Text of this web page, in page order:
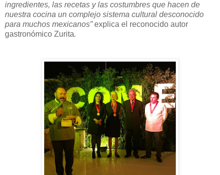
ingredientes, las recetas y las costumbres que hacen de
nuestra cocina un complejo sistema cultural desconocido
para muchos mexicanos”explica el reconocido autor
gastronómico Zurita.